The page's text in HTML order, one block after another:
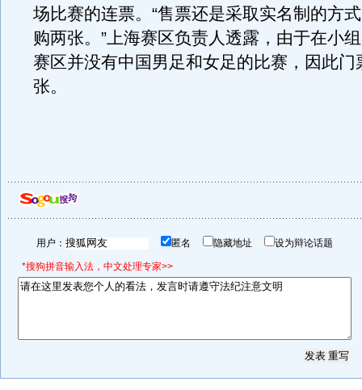
场比赛的连票。“售票还是采取实名制的方
购两张。”上海赛区负责人透露，由于在小
赛区并没有中国男足和女足的比赛，因此门
张。
用户： 匿名 隐藏地址 设为辩论话题
*搜狗拼音输入法，中文处理专家>>